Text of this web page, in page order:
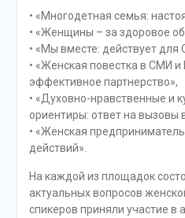
• «Многодетная семья:
• «Женщины – за здоровое
• «Мы вместе: действует для
• «Женская повестка в СМИ
эффективное партнерство»,
• «Духовно-нравственные и
ориентиры: ответ на вызовы
• «Женская
действий».
На каждой из площадок
актуальных вопросов
спикеров приняли участие в